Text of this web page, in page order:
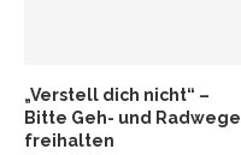
„Verstell dich nicht“ –
Bitte Geh- und Radwege
freihalten